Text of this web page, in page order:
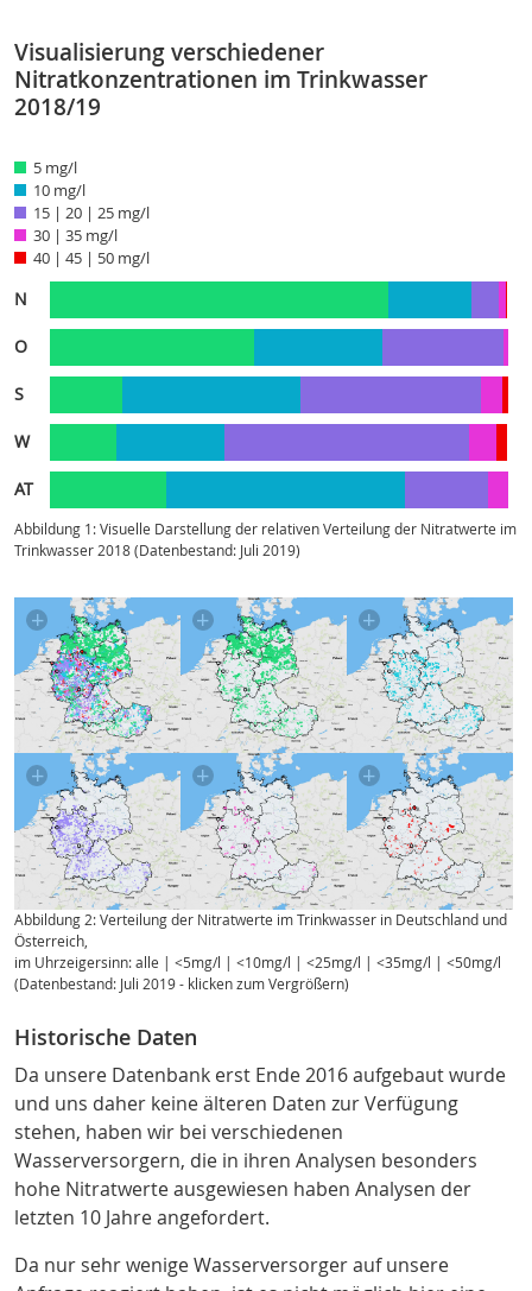
Visualisierung verschiedener
Nitratkonzentrationen im Trinkwasser
2018/19
5 mg/l
10 mg/l
15 | 20 | 25 mg/l
30 | 35 mg/l
40 | 45 | 50 mg/l
N
O
S
W
AT
Abbildung 1: Visuelle Darstellung der relativen Verteilung der Nitratwerte im
Trinkwasser 2018 (Datenbestand: Juli 2019)
Abbildung 2: Verteilung der Nitratwerte im Trinkwasser in Deutschland und
Österreich,
im Uhrzeigersinn: alle | <5mg/l | <10mg/l | <25mg/l | <35mg/l | <50mg/l
(Datenbestand: Juli 2019 - klicken zum Vergrößern)
Historische Daten
Da unsere Datenbank erst Ende 2016 aufgebaut wurde
und uns daher keine älteren Daten zur Verfügung
stehen, haben wir bei verschiedenen
Wasserversorgern, die in ihren Analysen besonders
hohe Nitratwerte ausgewiesen haben Analysen der
letzten 10 Jahre angefordert.
Da nur sehr wenige Wasserversorger auf unsere